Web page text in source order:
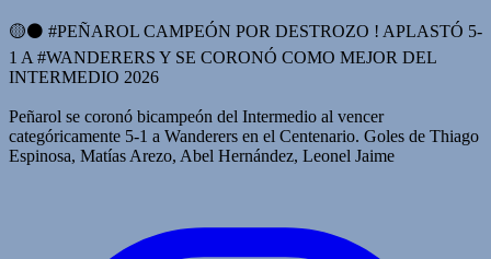
🟡⚫️ #PEÑAROL CAMPEÓN POR DESTROZO ! APLASTÓ 5-
1 A #WANDERERS Y SE CORONÓ COMO MEJOR DEL
INTERMEDIO 2026
Peñarol se coronó bicampeón del Intermedio al vencer
categóricamente 5-1 a Wanderers en el Centenario. Goles de Thiago
Espinosa, Matías Arezo, Abel Hernández, Leonel Jaime